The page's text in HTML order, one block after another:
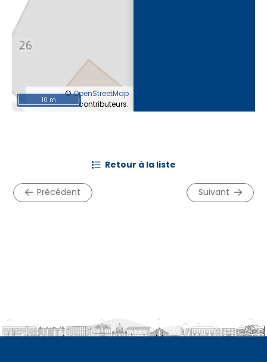
©OpenStreetMap
contributeurs.
10 m
précédent
retour à la liste
suivant